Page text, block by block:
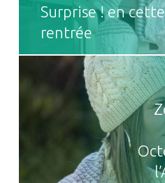
Surprise ! en cette
rentrée